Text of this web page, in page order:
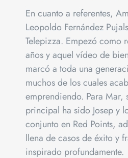
En cuanto a referentes,
Leopoldo Fernández
Telepizza. Empezó como
años y aquel vídeo de
marcó a toda una
muchos de los cuales
emprendiendo. Para Mar,
principal ha sido Josep y
conjunto en Red Points,
llena de casos de éxito y
inspirado profundamente.